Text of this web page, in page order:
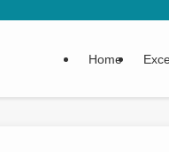
Home